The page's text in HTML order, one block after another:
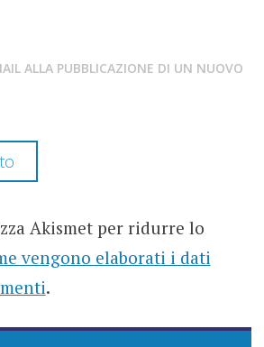
ALLA PUBBLICAZIONE DI UN NUOVO
Akismet per ridurre lo
vengono elaborati i dati
.